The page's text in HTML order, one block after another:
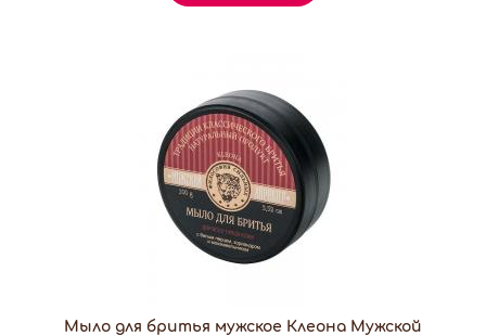
Мыло для бритья мужское Клеона Мужской